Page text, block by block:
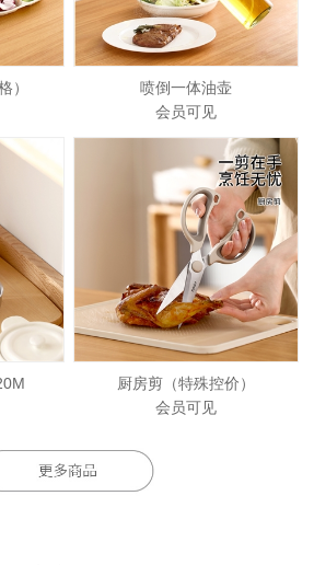
）
喷倒一体油壶
会员可见
厨房剪（特殊控价）
会员可见